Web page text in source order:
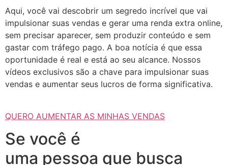
Aqui, você vai descobrir um segredo incrível que vai
impulsionar suas vendas e gerar uma renda extra online,
sem precisar aparecer, sem produzir conteúdo e sem
gastar com tráfego pago. A boa notícia é que essa
oportunidade é real e está ao seu alcance. Nossos
vídeos exclusivos são a chave para impulsionar suas
vendas e aumentar seus lucros de forma significativa.
QUERO AUMENTAR AS MINHAS VENDAS
Se você é
uma pessoa que busca